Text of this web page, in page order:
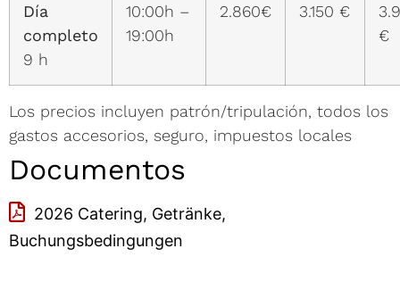
Día
completo
9 h
10:00h –
19:00h
2.860€ 3.150 €
€
Los precios incluyen patrón/tripulación, todos los
gastos accesorios, seguro, impuestos locales
Documentos
2026 Catering, Getränke,
Buchungsbedingungen